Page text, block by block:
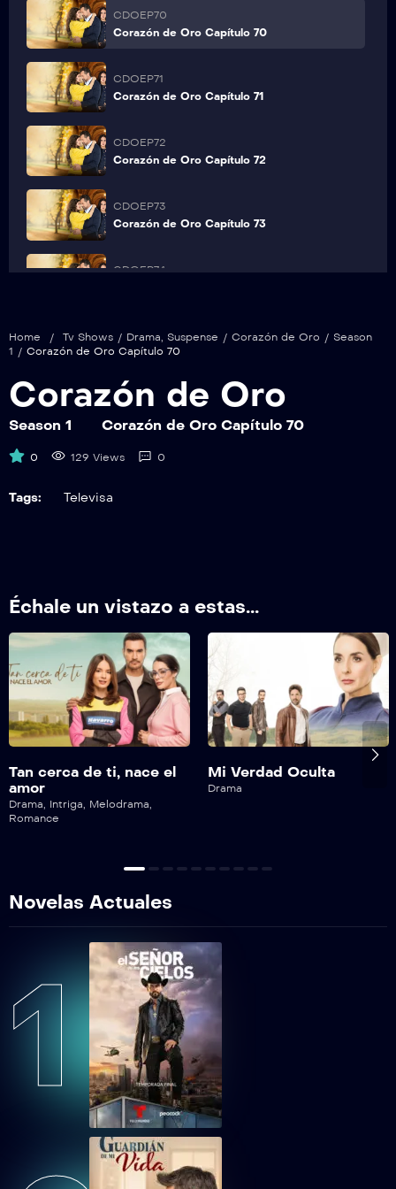
CDOEP70
Corazón de Oro Capítulo 70
CDOEP71
Corazón de Oro Capítulo 71
CDOEP72
Corazón de Oro Capítulo 72
CDOEP73
Corazón de Oro Capítulo 73
CDOEP74
Home / Tv Shows / Drama, Suspense / Corazón de Oro / Season
1 / Corazón de Oro Capítulo 70
Corazón de Oro
Season 1 Corazón de Oro Capítulo 70
0 129 Views 0
Tags: Televisa
Échale un vistazo a estas...
Tan cerca de ti, nace el
amor
Drama, Intriga, Melodrama,
Romance
Mi Verdad Oculta
Drama
Novelas Actuales
1